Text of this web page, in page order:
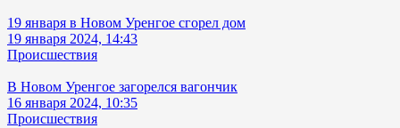
19 января в Новом Уренгое сгорел дом
19 января 2024, 14:43
Происшествия
В Новом Уренгое загорелся вагончик
16 января 2024, 10:35
Происшествия